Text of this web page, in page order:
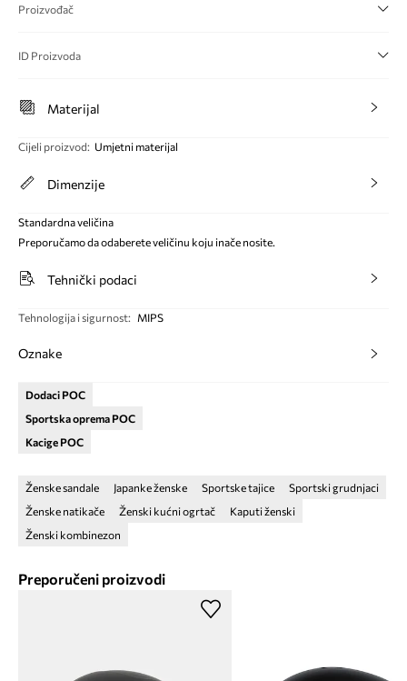
Proizvođač
ID Proizvoda
Materijal
Cijeli proizvod: Umjetni materijal
Dimenzije
Standardna veličina
Preporučamo da odaberete veličinu koju inače nosite.
Tehnički podaci
Tehnologija i sigurnost: MIPS
Oznake
Dodaci POC
Sportska oprema POC
Kacige POC
Ženske sandale Japanke ženske Sportske tajice
Sportski grudnjaci
Ženske natikače
Ženski kućni ogrtač
Kaputi ženski
Ženski kombinezon
Preporučeni proizvodi